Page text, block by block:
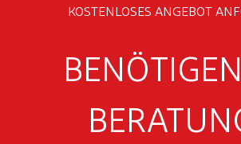
KOSTENLOSES ANGEBOT